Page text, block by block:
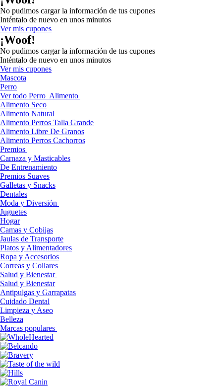
No pudimos cargar la información de tus cupones
Inténtalo de nuevo en unos minutos
Ver mis cupones
¡Woof!
No pudimos cargar la información de tus cupones
Inténtalo de nuevo en unos minutos
Ver mis cupones
Mascota
Perro
Ver todo Perro Alimento
Alimento Seco
Alimento Natural
Alimento Perros Talla Grande
Alimento Libre De Granos
Alimento Perros Cachorros
Premios
Carnaza y Masticables
De Entrenamiento
Premios Suaves
Galletas y Snacks
Dentales
Moda y Diversión
Juguetes
Hogar
Camas y Cobijas
Jaulas de Transporte
Platos y Alimentadores
Ropa y Accesorios
Correas y Collares
Salud y Bienestar
Salud y Bienestar
Antipulgas y Garrapatas
Cuidado Dental
Limpieza y Aseo
Belleza
Marcas populares